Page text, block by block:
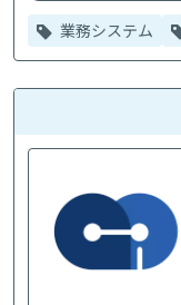
業務システム